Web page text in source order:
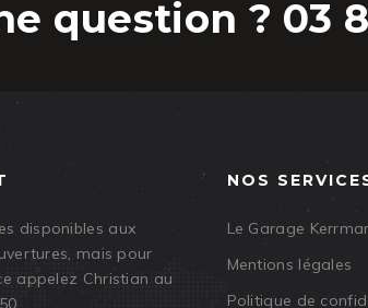
question ? 03
disponibles aux
mais pour
appelez Christian au
NOS
Le Garage
Mentions légales
Politique de